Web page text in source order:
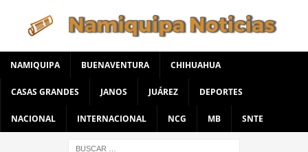
NAMIQUIPA BUENAVENTURA CHIHUAHUA
CASAS GRANDES JANOS JUÁREZ DEPORTES
NACIONAL INTERNACIONAL NCG MB SNTE